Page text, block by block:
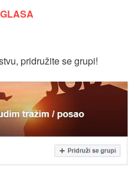
pridružite se grupi!